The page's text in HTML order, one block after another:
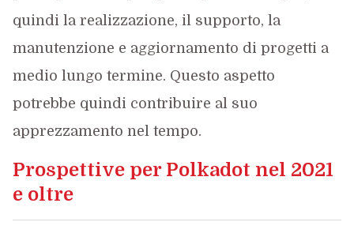
quindi la realizzazione, il supporto, la
manutenzione e aggiornamento di progetti a
medio lungo termine. Questo aspetto
potrebbe quindi contribuire al suo
apprezzamento nel tempo.
Prospettive per Polkadot nel 2021
e oltre